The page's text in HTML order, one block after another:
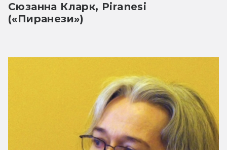
Сюзанна Кларк, Piranesi
(«Пиранези»)